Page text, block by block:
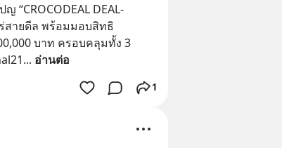
“CROCODEAL DEAL-
สายดีล พร้อมมอบสิทธิ
บาท ครอบคลุมทั้ง 3
... อ่านต่อ
1